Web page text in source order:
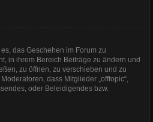
das Geschehen im Forum zu
in ihrem Bereich Beiträge zu ändern und
zu öffnen, zu verschieben und zu
dass Mitglieder „offtopic“,
oder Beleidigendes bzw.